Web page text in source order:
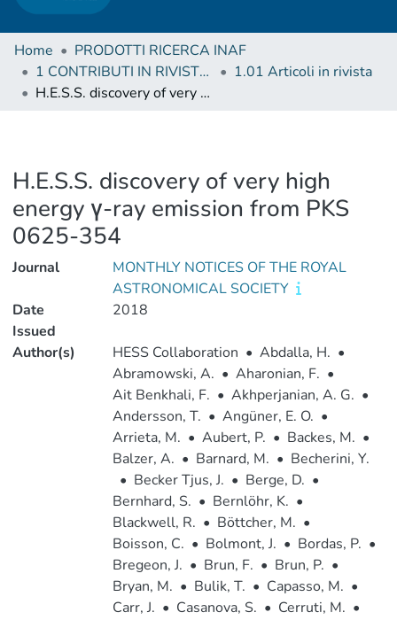
Home
PRODOTTI RICERCA INAF
1 CONTRIBUTI IN RIVISTE (Journal articles)
1.01 Articoli in rivista
H.E.S.S. discovery of very high energy γ-ray emission from PKS 0625-354
H.E.S.S. discovery of very high
energy γ-ray emission from PKS
0625-354
Journal
MONTHLY NOTICES OF THE ROYAL
ASTRONOMICAL SOCIETY
Date
Issued
2018
Author(s) HESS Collaboration • Abdalla, H. •
Abramowski, A. • Aharonian, F. •
Ait Benkhali, F. • Akhperjanian, A. G. •
Andersson, T. • Angüner, E. O. •
Arrieta, M. • Aubert, P. • Backes, M. •
Balzer, A. • Barnard, M. • Becherini, Y.
• Becker Tjus, J. • Berge, D. •
Bernhard, S. • Bernlöhr, K. •
Blackwell, R. • Böttcher, M. •
Boisson, C. • Bolmont, J. • Bordas, P. •
Bregeon, J. • Brun, F. • Brun, P. •
Bryan, M. • Bulik, T. • Capasso, M. •
Carr, J. • Casanova, S. • Cerruti, M. •